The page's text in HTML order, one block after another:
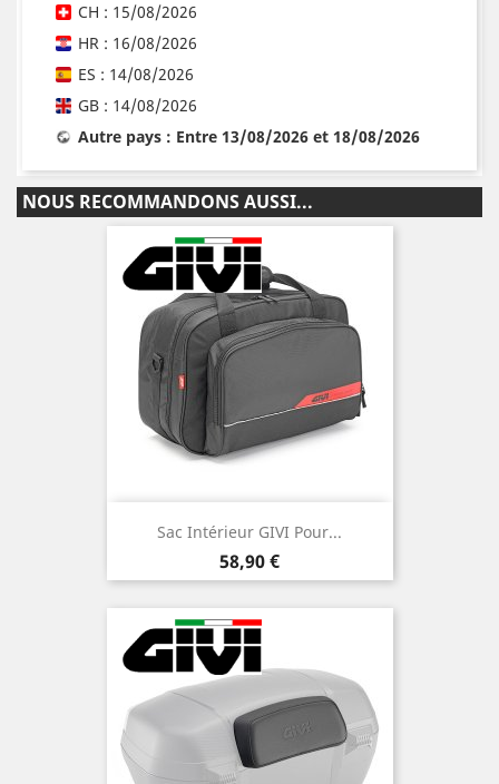
CH : 15/08/2026
HR : 16/08/2026
ES : 14/08/2026
GB : 14/08/2026
Autre pays : Entre 13/08/2026 et 18/08/2026
NOUS RECOMMANDONS AUSSI...
Sac Intérieur GIVI Pour...
Prix
58,90 €